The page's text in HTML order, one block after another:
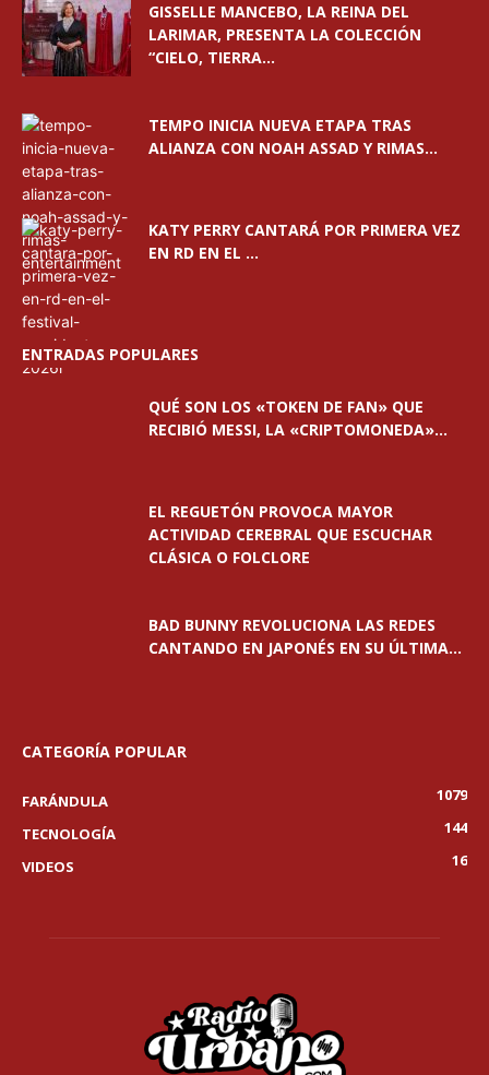
GISSELLE MANCEBO, LA REINA DEL
LARIMAR, PRESENTA LA COLECCIÓN
“CIELO, TIERRA...
TEMPO INICIA NUEVA ETAPA TRAS
ALIANZA CON NOAH ASSAD Y RIMAS...
KATY PERRY CANTARÁ POR PRIMERA VEZ
EN RD EN EL ...
ENTRADAS POPULARES
QUÉ SON LOS «TOKEN DE FAN» QUE
RECIBIÓ MESSI, LA «CRIPTOMONEDA»...
EL REGUETÓN PROVOCA MAYOR
ACTIVIDAD CEREBRAL QUE ESCUCHAR
CLÁSICA O FOLCLORE
BAD BUNNY REVOLUCIONA LAS REDES
CANTANDO EN JAPONÉS EN SU ÚLTIMA...
CATEGORÍA POPULAR
FARÁNDULA
1079
TECNOLOGÍA
144
VIDEOS
16